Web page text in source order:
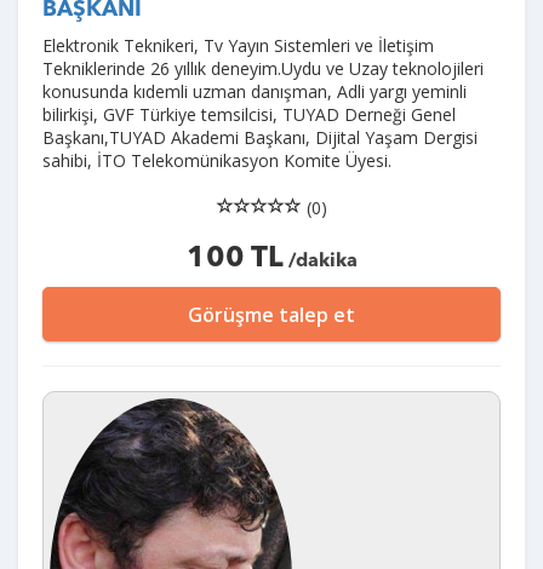
BAŞKANI
Elektronik Teknikeri, Tv Yayın Sistemleri ve İletişim
Tekniklerinde 26 yıllık deneyim.Uydu ve Uzay teknolojileri
konusunda kıdemli uzman danışman, Adli yargı yeminli
bilirkişi, GVF Türkiye temsilcisi, TUYAD Derneği Genel
Başkanı,TUYAD Akademi Başkanı, Dijital Yaşam Dergisi
sahibi, İTO Telekomünikasyon Komite Üyesi.
(0)
100 TL/dakika
Görüşme talep et